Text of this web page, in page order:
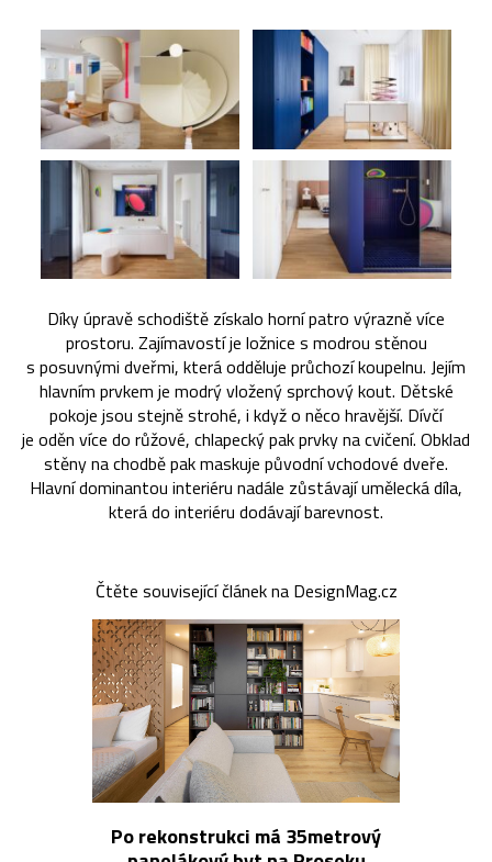
Díky úpravě schodiště získalo horní patro výrazně více
prostoru. Zajímavostí je ložnice s modrou stěnou
s posuvnými dveřmi, která odděluje průchozí koupelnu. Jejím
hlavním prvkem je modrý vložený sprchový kout. Dětské
pokoje jsou stejně strohé, i když o něco hravější. Dívčí
je oděn více do růžové, chlapecký pak prvky na cvičení. Obklad
stěny na chodbě pak maskuje původní vchodové dveře.
Hlavní dominantou interiéru nadále zůstávají umělecká díla,
která do interiéru dodávají barevnost.
Čtěte související článek na DesignMag.cz
Po rekonstrukci má 35metrový